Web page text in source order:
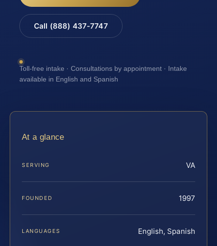
Call (888) 437-7747
Toll-free intake · Consultations by appointment · Intake
available in English and Spanish
At a glance
SERVING VA
FOUNDED 1997
LANGUAGES English, Spanish